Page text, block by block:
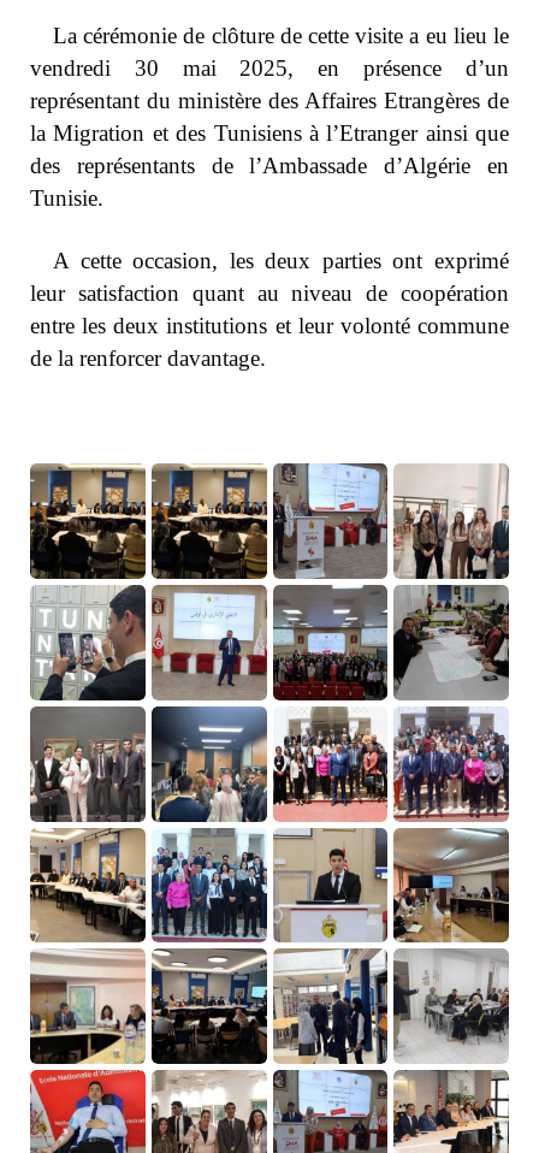
La cérémonie de clôture de cette visite a eu lieu le
vendredi 30 mai 2025, en présence d’un
représentant du ministère des Affaires Etrangères de
la Migration et des Tunisiens à l’Etranger ainsi que
des représentants de l’Ambassade d’Algérie en
Tunisie.
A cette occasion, les deux parties ont exprimé
leur satisfaction quant au niveau de coopération
entre les deux institutions et leur volonté commune
de la renforcer davantage.